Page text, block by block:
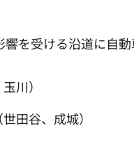
を受ける沿道に自
川）
田谷、成城）